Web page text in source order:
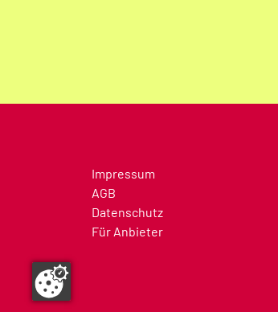
Impressum
AGB
Datenschutz
Für Anbieter